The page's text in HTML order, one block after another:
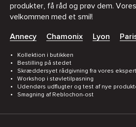
produkter, få råd og prøv dem.
velkommen med et smil!
Annecy Chamonix Lyon
Kollektion i butikken
Bestilling på stedet
Skræddersyet rådgivning fra vores
Workshop i støvletilpasning
Udendørs udflugter og test af nye
Smagning af Reblochon-ost